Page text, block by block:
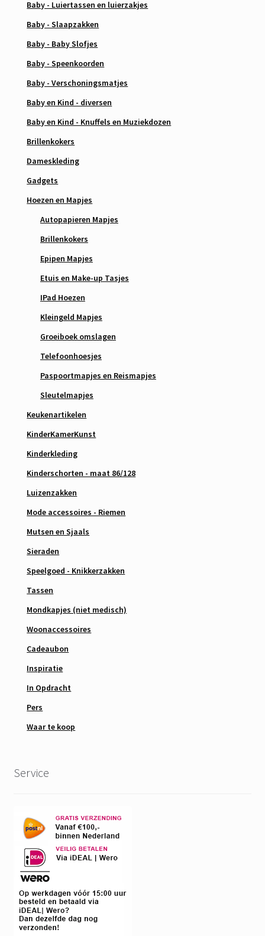
Baby - Luiertassen en luierzakjes
Baby - Slaapzakken
Baby - Baby Slofjes
Baby - Speenkoorden
Baby - Verschoningsmatjes
Baby en Kind - diversen
Baby en Kind - Knuffels en Muziekdozen
Brillenkokers
Dameskleding
Gadgets
Hoezen en Mapjes
Autopapieren Mapjes
Brillenkokers
Epipen Mapjes
Etuis en Make-up Tasjes
IPad Hoezen
Kleingeld Mapjes
Groeiboek omslagen
Telefoonhoesjes
Paspoortmapjes en Reismapjes
Sleutelmapjes
Keukenartikelen
KinderKamerKunst
Kinderkleding
Kinderschorten - maat 86/128
Luizenzakken
Mode accessoires - Riemen
Mutsen en Sjaals
Sieraden
Speelgoed - Knikkerzakken
Tassen
Mondkapjes (niet medisch)
Woonaccessoires
Cadeaubon
Inspiratie
In Opdracht
Pers
Waar te koop
Service